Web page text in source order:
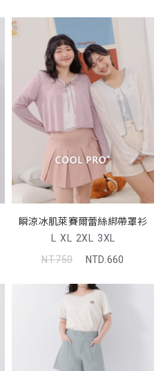
瞬涼冰肌萊賽爾蕾絲綁帶罩衫
L XL 2XL 3XL
NT.750
NTD.660